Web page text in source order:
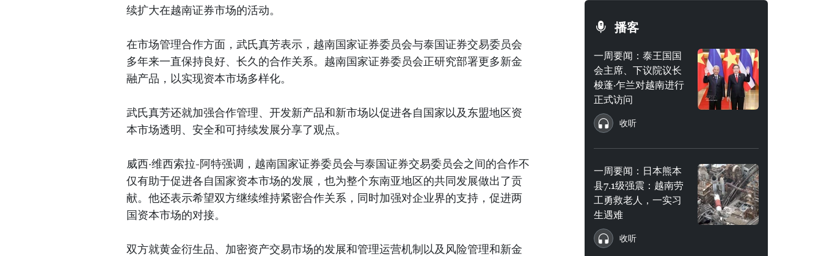
续扩大在越南证券市场的活动。
在市场管理合作方面，武氏真芳表示，越南国家证券委员会与泰国证券交易委员会
多年来一直保持良好、长久的合作关系。越南国家证券委员会正研究部署更多新金
融产品，以实现资本市场多样化。
武氏真芳还就加强合作管理、开发新产品和新市场以促进各自国家以及东盟地区资
本市场透明、安全和可持续发展分享了观点。
威西·维西索拉-阿特强调，越南国家证券委员会与泰国证券交易委员会之间的合作不
仅有助于促进各自国家资本市场的发展，也为整个东南亚地区的共同发展做出了贡
献。他还表示希望双方继续维持紧密合作关系，同时加强对企业界的支持，促进两
国资本市场的对接。
双方就黄金衍生品、加密资产交易市场的发展和管理运营机制以及风险管理和新金
播客
一周要闻：泰王国国
会主席、下议院议长
梭蓬·乍兰对越南进行
正式访问
收听
一周要闻：日本熊本
县7.1级强震：越南劳
工勇救老人，一实习
生遇难
收听